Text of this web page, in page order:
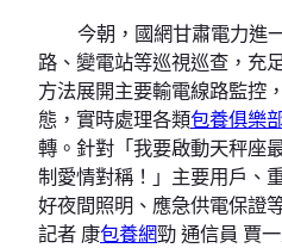
今朝，國網甘肅電力進
路、變電站等巡視巡查，充
方法展開主要輸電線路監控
態，實時處理各類包養俱樂
轉。針對「我要啟動天秤座
制愛情對稱！」主要用戶、
好夜間照明、應急供電保證
記者 康包養網勁 通信員 賈一